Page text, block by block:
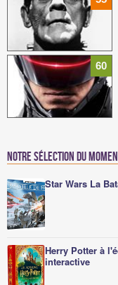
60
Notre sélection du
Star Wars La
Herry Potter à
interactive